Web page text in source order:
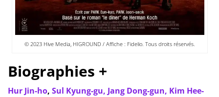
© 2023 Hive Media, HIGROUND / Affiche : Fidelio. Tous droits réservés.
Biographies +
Hur Jin-ho, Sul Kyung-gu, Jang Dong-gun, Kim Hee-